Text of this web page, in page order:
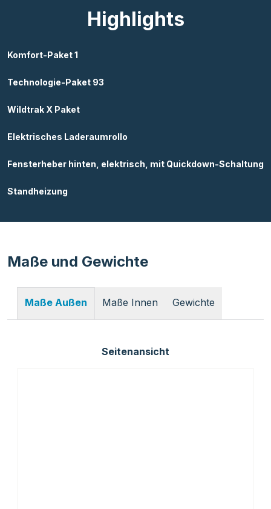
Highlights
Komfort-Paket 1
Technologie-Paket 93
Wildtrak X Paket
Elektrisches Laderaumrollo
Fensterheber hinten, elektrisch, mit Quickdown-Schaltung
Standheizung
Maße und Gewichte
Maße Außen Maße Innen Gewichte
Seitenansicht